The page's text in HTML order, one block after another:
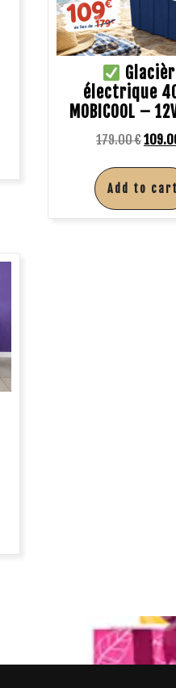
électrique
MOBICOOL –
179.00€
Add to cart